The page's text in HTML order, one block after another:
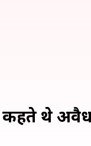
कहते थे अवैध